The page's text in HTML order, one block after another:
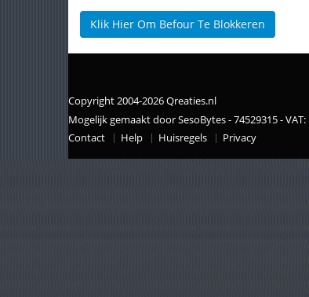
Klik Hier Om Befour Te Blokkeren
Copyright 2004-2026 Qreaties.nl
Mogelijk gemaakt door SesoBytes - 74529315 - VAT:
Contact
Help Huisregels Privacy